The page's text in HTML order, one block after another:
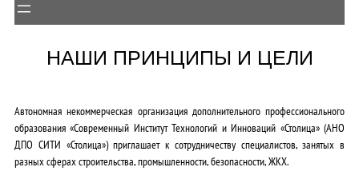
НАШИ ПРИНЦИПЫ И ЦЕЛИ
Автономная некоммерческая организация дополнительного профессионального
образования «Современный Институт Технологий и Инноваций «Столица» (АНО
ДПО СИТИ «Столица»)приглашает к сотрудничеству специалистов, занятых в
разных сферах строительства, промышленности, безопасности, ЖКХ.